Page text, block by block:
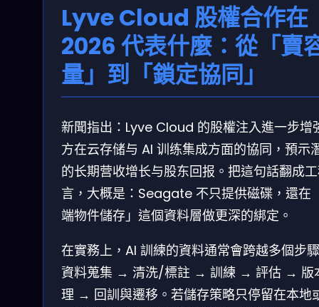
Lyve Cloud 股權合作在
2026 代表什麼：從「賣
量」到「鎖定協同」
新聞指出：Lyve Cloud 的股權注入進一步增
方在云存储与 AI 训练集成方面的協同，預示
的长期营收增长与股东回报。把這句話翻成
言，大概是：Seagate 不只提供磁碟，還在
端物件儲存」這個資料層做更深的綁定。
在實務上，AI 訓練的資料通常會跨越多個步
資料蒐集 → 清洗/標註 → 訓練 → 評估 → 版
理 → 回訓與遷移。若儲存策略只停留在本地